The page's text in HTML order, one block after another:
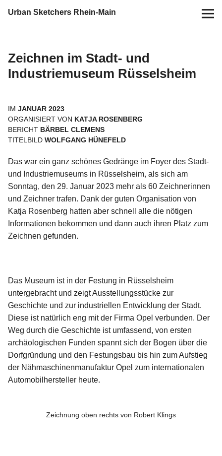
Urban Sketchers Rhein-Main
Termine
Zeichen-Projekte
Info
Kontakt
auf
Instagram
Info
Zeichnen im Stadt- und
Industriemuseum Rüsselsheim
IMJANUAR 2023
ORGANISIERT VON KATJA ROSENBERG
BERICHT BÄRBEL CLEMENS
TITELBILDWOLFGANG HÜNEFELD
Das war ein ganz schönes Gedränge im Foyer des Stadt-
und Industriemuseums in Rüsselsheim, als sich am
Sonntag, den 29. Januar 2023 mehr als 60 Zeichnerinnen
und Zeichner trafen. Dank der guten Organisation von
Katja Rosenberg hatten aber schnell alle die nötigen
Informationen bekommen und dann auch ihren Platz zum
Zeichnen gefunden.
Das Museum ist in der Festung in Rüsselsheim
untergebracht und zeigt Ausstellungsstücke zur
Geschichte und zur industriellen Entwicklung der Stadt.
Diese ist natürlich eng mit der Firma Opel verbunden. Der
Weg durch die Geschichte ist umfassend, von ersten
archäologischen Funden spannt sich der Bogen über die
Dorfgründung und den Festungsbau bis hin zum Aufstieg
der Nähmaschinenmanufaktur Opel zum internationalen
Automobilhersteller heute.
Zeichnung oben rechts von Robert Klings